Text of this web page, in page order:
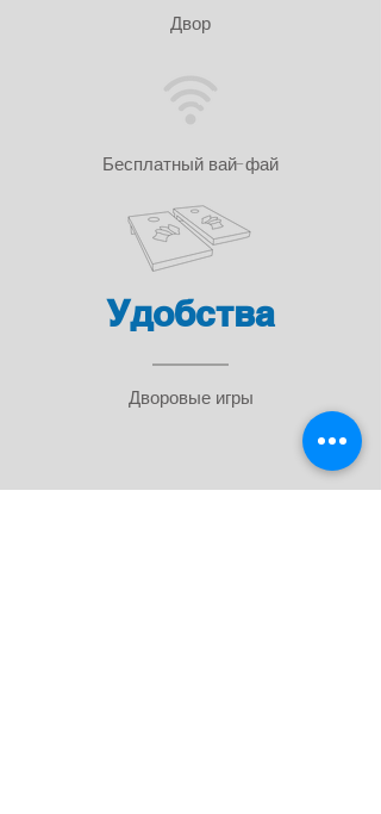
Двор
Бесплатный вай-фай
Удобства
Дворовые игры